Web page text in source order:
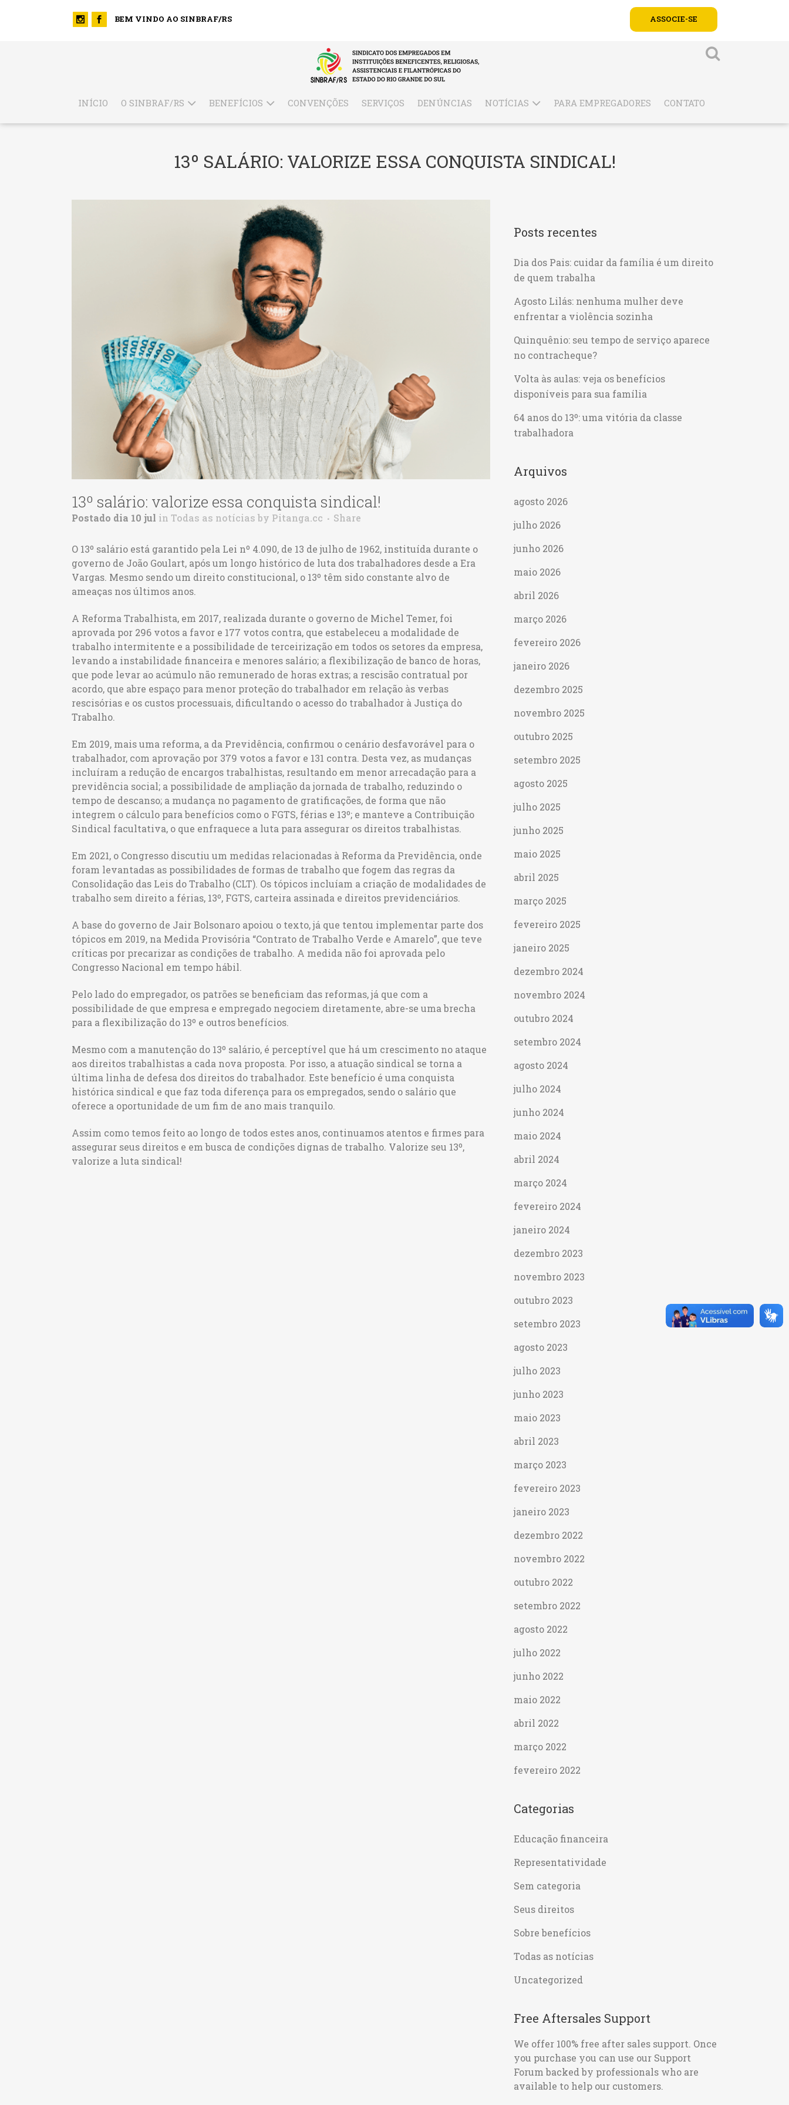
BEM VINDO AO SINBRAF/RS ASSOCIE-SE
INÍCIO O SINBRAF/RS BENEFÍCIOS CONVENÇÕES SERVIÇOS DENÚNCIAS NOTÍCIAS PARA EMPREGADORES CONTATO
13º SALÁRIO: VALORIZE ESSA CONQUISTA SINDICAL!
13º salário: valorize essa conquista sindical!
Postado dia 10 jul in Todas as notícias by Pitanga.cc Share
O 13º salário está garantido pela Lei nº 4.090, de 13 de julho de 1962, instituída durante o
governo de João Goulart, após um longo histórico de luta dos trabalhadores desde a Era
Vargas. Mesmo sendo um direito constitucional, o 13º têm sido constante alvo de
ameaças nos últimos anos.
A Reforma Trabalhista, em 2017, realizada durante o governo de Michel Temer, foi
aprovada por 296 votos a favor e 177 votos contra, que estabeleceu a modalidade de
trabalho intermitente e a possibilidade de terceirização em todos os setores da empresa,
levando a instabilidade financeira e menores salário; a flexibilização de banco de horas,
que pode levar ao acúmulo não remunerado de horas extras; a rescisão contratual por
acordo, que abre espaço para menor proteção do trabalhador em relação às verbas
rescisórias e os custos processuais, dificultando o acesso do trabalhador à Justiça do
Trabalho.
Em 2019, mais uma reforma, a da Previdência, confirmou o cenário desfavorável para o
trabalhador, com aprovação por 379 votos a favor e 131 contra. Desta vez, as mudanças
incluíram a redução de encargos trabalhistas, resultando em menor arrecadação para a
previdência social; a possibilidade de ampliação da jornada de trabalho, reduzindo o
tempo de descanso; a mudança no pagamento de gratificações, de forma que não
integrem o cálculo para benefícios como o FGTS, férias e 13º; e manteve a Contribuição
Sindical facultativa, o que enfraquece a luta para assegurar os direitos trabalhistas.
Em 2021, o Congresso discutiu um medidas relacionadas à Reforma da Previdência, onde
foram levantadas as possibilidades de formas de trabalho que fogem das regras da
Consolidação das Leis do Trabalho (CLT). Os tópicos incluíam a criação de modalidades de
trabalho sem direito a férias, 13º, FGTS, carteira assinada e direitos previdenciários.
A base do governo de Jair Bolsonaro apoiou o texto, já que tentou implementar parte dos
tópicos em 2019, na Medida Provisória “Contrato de Trabalho Verde e Amarelo”, que teve
críticas por precarizar as condições de trabalho. A medida não foi aprovada pelo
Congresso Nacional em tempo hábil.
Pelo lado do empregador, os patrões se beneficiam das reformas, já que com a
possibilidade de que empresa e empregado negociem diretamente, abre-se uma brecha
para a flexibilização do 13º e outros benefícios.
Mesmo com a manutenção do 13º salário, é perceptível que há um crescimento no ataque
aos direitos trabalhistas a cada nova proposta. Por isso, a atuação sindical se torna a
última linha de defesa dos direitos do trabalhador. Este benefício é uma conquista
histórica sindical e que faz toda diferença para os empregados, sendo o salário que
oferece a oportunidade de um fim de ano mais tranquilo.
Assim como temos feito ao longo de todos estes anos, continuamos atentos e firmes para
assegurar seus direitos e em busca de condições dignas de trabalho. Valorize seu 13º,
valorize a luta sindical!
Posts recentes
Dia dos Pais: cuidar da família é um direito
de quem trabalha
Agosto Lilás: nenhuma mulher deve
enfrentar a violência sozinha
Quinquênio: seu tempo de serviço aparece
no contracheque?
Volta às aulas: veja os benefícios
disponíveis para sua família
64 anos do 13º: uma vitória da classe
trabalhadora
Arquivos
agosto 2026
julho 2026
junho 2026
maio 2026
abril 2026
março 2026
fevereiro 2026
janeiro 2026
dezembro 2025
novembro 2025
outubro 2025
setembro 2025
agosto 2025
julho 2025
junho 2025
maio 2025
abril 2025
março 2025
fevereiro 2025
janeiro 2025
dezembro 2024
novembro 2024
outubro 2024
setembro 2024
agosto 2024
julho 2024
junho 2024
maio 2024
abril 2024
março 2024
fevereiro 2024
janeiro 2024
dezembro 2023
novembro 2023
outubro 2023
setembro 2023
agosto 2023
julho 2023
junho 2023
maio 2023
abril 2023
março 2023
fevereiro 2023
janeiro 2023
dezembro 2022
novembro 2022
outubro 2022
setembro 2022
agosto 2022
julho 2022
junho 2022
maio 2022
abril 2022
março 2022
fevereiro 2022
Categorias
Educação financeira
Representatividade
Sem categoria
Seus direitos
Sobre benefícios
Todas as notícias
Uncategorized
Free Aftersales Support
We offer 100% free after sales support. Once
you purchase you can use our Support
Forum backed by professionals who are
available to help our customers.